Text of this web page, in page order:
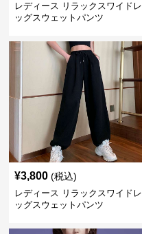
レディース リラックスワイドレ
ッグスウェットパンツ
¥3,800 (税込)
レディース リラックスワイドレ
ッグスウェットパンツ